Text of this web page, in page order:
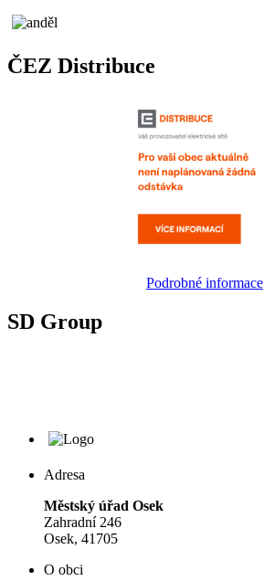
ČEZ Distribuce
Podrobné informace
SD Group
Adresa
Městský úřad Osek
Zahradní 246
Osek, 41705
O obci